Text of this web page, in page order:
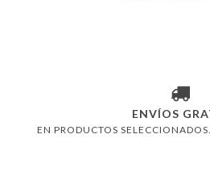
ENVÍOS
EN PRODUCTOS